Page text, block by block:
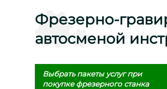
Фрезерно-
автосменой
Выбрать пакеты услуг при
покупке фрезерного станка